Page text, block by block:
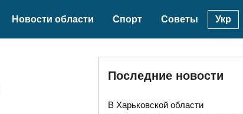
Новости области Спорт Советы Укр
Последние новости
В Харьковской области